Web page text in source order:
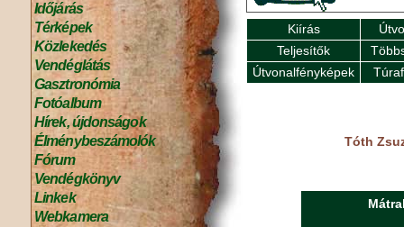
Időjárás
Térképek
Közlekedés
Vendéglátás
Gasztronómia
Fotóalbum
Hírek, újdonságok
Élménybeszámolók
Fórum
Vendégkönyv
Linkek
Webkamera
Kiírás
Teljesítők
Útvonalfényképek
Tóth